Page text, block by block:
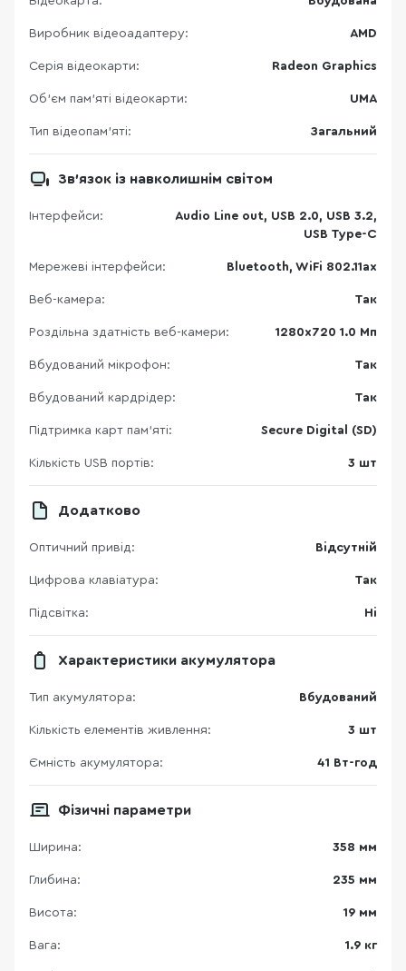
Виробник відеоадаптеру: AMD
Серія відеокарти: Radeon Graphics
Об’єм пам’яті відеокарти: UMA
Тип відеопам’яті: Загальний
Зв’язок із навколишнім світом
Інтерфейси:
Audio Line out, USB 2.0, USB 3.2,
USB Type-C
Мережеві інтерфейси: Bluetooth, WiFi 802.11ax
Веб-камера: Так
Роздільна здатність веб-камери: 1280х720 1.0 Мп
Вбудований мікрофон: Так
Вбудований кардрідер: Так
Підтримка карт пам’яті: Secure Digital (SD)
Кількість USB портів: 3 шт
Додатково
Оптичний привід: Відсутній
Цифрова клавіатура: Так
Підсвітка: Ні
Характеристики акумулятора
Тип акумулятора: Вбудований
Кількість елементів живлення: 3 шт
Ємність акумулятора: 41 Вт-год
Фізичні параметри
Ширина: 358 мм
Глибина: 235 мм
Висота: 19 мм
Вага: 1.9 кг